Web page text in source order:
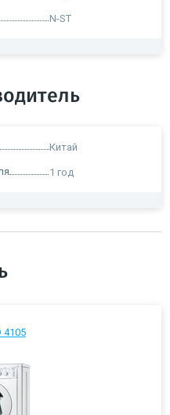
N-ST
Китай
1 год
4105